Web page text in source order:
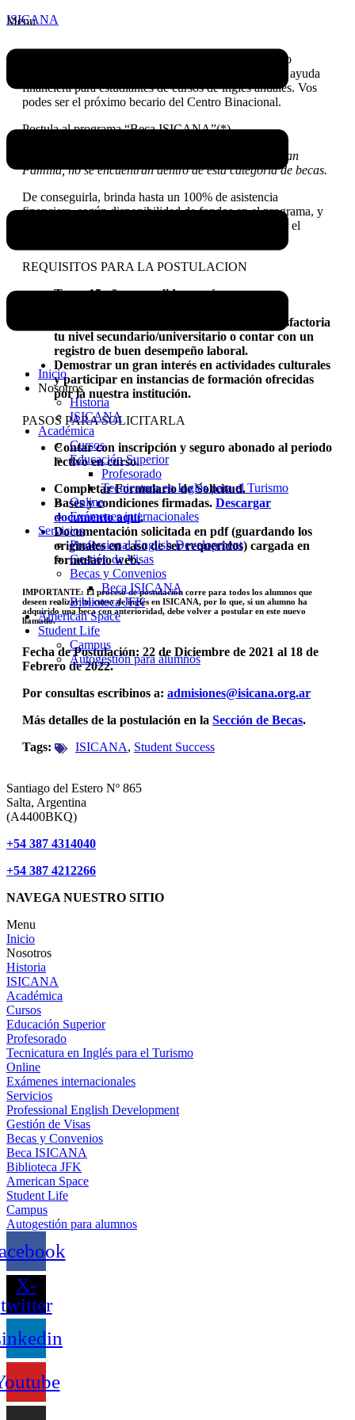
ISICANA
Menu
Inicio
Nosotros
Historia
ISICANA
Académica
Cursos
Educación Superior
Profesorado
Tecnicatura en Inglés para el Turismo
Online
Exámenes internacionales
Servicios
Professional English Development
Gestión de Visas
Becas y Convenios
Beca ISICANA
Biblioteca JFK
American Space
Student Life
Campus
Autogestión para alumnos
El Instituto Salteño de Intercambio Cultural Argentino
Norteamericano te invita a postular a un programa de ayuda
financiera para estudiantes de cursos de inglés anuales. Vos
podes ser el próximo becario del Centro Binacional.
Postula al programa “Beca ISICANA”(*)
(*) Los aplicantes a Convenios, Beca Municipal y Plan
Familia, no se encuentran dentro de esta categoría de becas.
De conseguirla, brinda hasta un 100% de asistencia
financiera, según disponibilidad de fondos en el programa, y
podes aplicar a todos los cursos anuales ofrecidos por el
REQUISITOS PARA LA POSTULACION
Tener 15 años cumplidos o más.
Encontrarte desempeñando de manera satisfactoria
tu nivel secundario/universitario o contar con un
registro de buen desempeño laboral.
Demostrar un gran interés en actividades culturales
y participar en instancias de formación ofrecidas
por la nuestra institución.
PASOS PARA SOLICITARLA
Contar con inscripción y seguro abonado al periodo
lectivo en curso.
Completar Formulario de Solicitud.
Bases y condiciones firmadas. Descargar
documento aquí.
Documentación solicitada en pdf (guardando los
originales en caso de ser requeridos) cargada en
formulario web.
IMPORTANTE: El proceso de postulación corre para todos los alumnos que
deseen realizar un curso de inglés en ISICANA, por lo que, si un alumno ha
adquirido una beca con anterioridad, debe volver a postular en este nuevo
llamado.
Fecha de Postulación: 22 de Diciembre de 2021 al 18 de
Febrero de 2022.
Por consultas escribinos a: admisiones@isicana.org.ar
Más detalles de la postulación en la Sección de Becas.
Tags:
ISICANA, Student Success
Santiago del Estero Nº 865
Salta, Argentina
(A4400BKQ)
+54 387 4314040
+54 387 4212266
NAVEGA NUESTRO SITIO
Menu
Inicio
Nosotros
Historia
ISICANA
Académica
Cursos
Educación Superior
Profesorado
Tecnicatura en Inglés para el Turismo
Online
Exámenes internacionales
Servicios
Professional English Development
Gestión de Visas
Becas y Convenios
Beca ISICANA
Biblioteca JFK
American Space
Student Life
Campus
Autogestión para alumnos
X-
twitter